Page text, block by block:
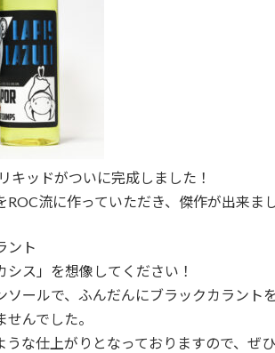
キッドがついに完成しました！
流に作っていただき、傑作が出来ま
ント
ス」を想像してください！
ソールで、ふんだんにブラックカラント
んでした。
な仕上がりとなっておりますので、ぜ